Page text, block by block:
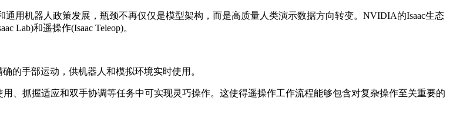
用机器人政策发展，瓶颈不再仅仅是模型架构，而是高质量人类演示数据方向转变。NVIDIA的Isaac生态
Lab)和遥操作(Isaac Teleop)。
的手部运动，供机器人和模拟环境实时使用。
、抓握适应和双手协调等任务中可实现灵巧操作。这使得遥操作工作流程能够包含对复杂操作至关重要的